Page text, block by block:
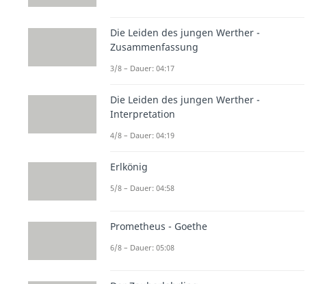
Die Leiden des jungen Werther -
Zusammenfassung
3/8 – Dauer: 04:17
Die Leiden des jungen Werther -
Interpretation
4/8 – Dauer: 04:19
Erlkönig
5/8 – Dauer: 04:58
Prometheus - Goethe
6/8 – Dauer: 05:08